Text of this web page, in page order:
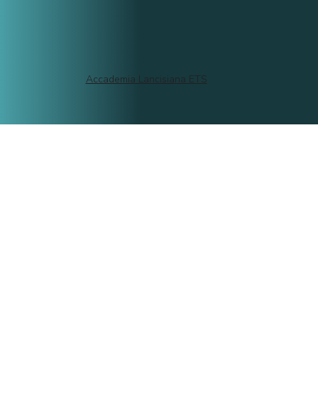
Accademia Lancisiana ETS